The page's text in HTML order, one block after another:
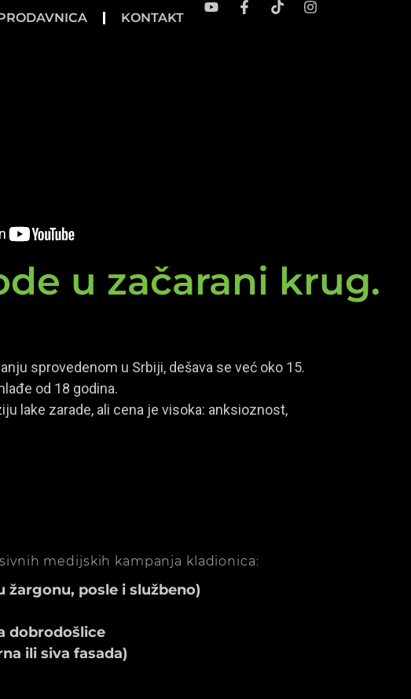
KONTAKT
u začarani krug.
sprovedenom u Srbiji, dešava se već oko 15.
od 18 godina.
lake zarade, ali cena je visoka: anksioznost,
medijskih kampanja kladionica:
žargonu, posle i službeno)
dobrodošlice
ili siva fasada)